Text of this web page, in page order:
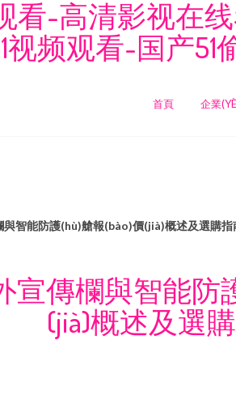
-高清影视在
视频观看-国产
首頁 企業
與智能防護(hù)艙報(bào)價(jià)概述及選購指
宣傳欄與智能防
(jià)概述及選